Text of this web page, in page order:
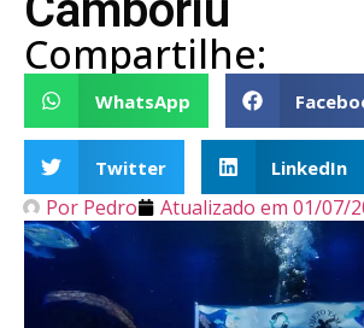
Compartilhe:
WhatsApp
Twitter LinkedIn
Por Pedro Atualizado em 01/07/